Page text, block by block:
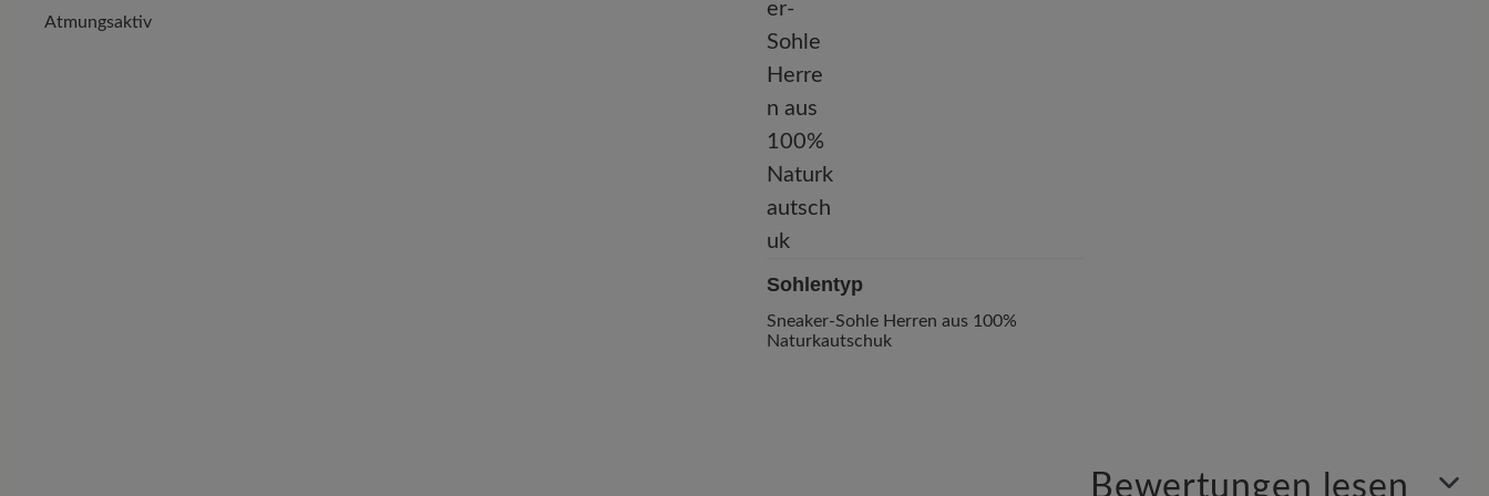
Atmungsaktiv
Sohlentyp
Sneaker-Sohle Herren aus 100%
Naturkautschuk
Bewertungen lesen